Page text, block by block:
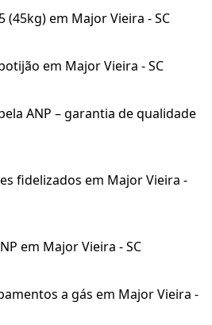
(45kg) em Major Vieira - SC
em Major Vieira - SC
ANP – garantia de qualidade
fidelizados em Major Vieira -
em Major Vieira - SC
a gás em Major Vieira -